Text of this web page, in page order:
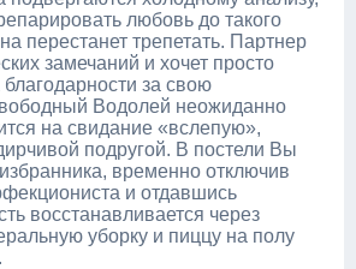
любовь до такого
перестанет трепетать. Партнер
замечаний и хочет просто
за свою
Водолей неожиданно
на свидание «вслепую»,
подругой. В постели Вы
временно отключив
и отдавшись
восстанавливается через
уборку и пиццу на полу